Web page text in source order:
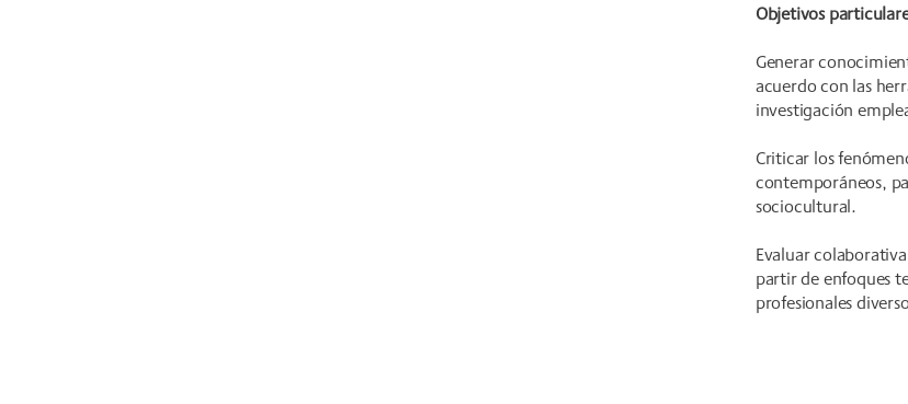
Objetivos
Generar
acuerdo con las
investigación
Criticar los
contemporáneos,
sociocultural.
Evaluar
partir de enfoques
profesionales